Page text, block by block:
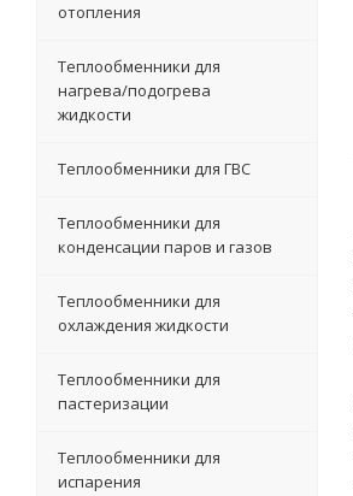
отопления
Теплообменники для
нагрева/подогрева
жидкости
Теплообменники для ГВС
Теплообменники для
конденсации паров и газов
Теплообменники для
охлаждения жидкости
Теплообменники для
пастеризации
Теплообменники для
испарения